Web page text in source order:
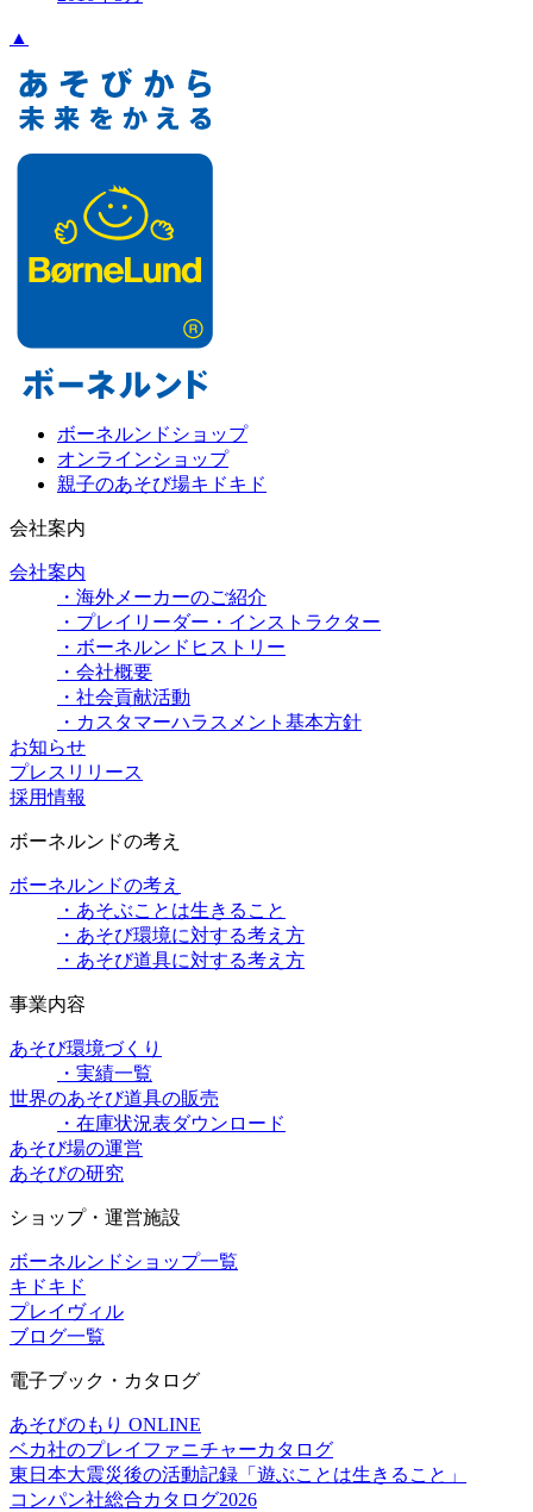
▲
ボーネルンドショップ
オンラインショップ
親子のあそび場キドキド
会社案内
会社案内
・海外メーカーのご紹介
・プレイリーダー・インストラクター
・ボーネルンドヒストリー
・会社概要
・社会貢献活動
・カスタマーハラスメント基本方針
お知らせ
プレスリリース
採用情報
ボーネルンドの考え
ボーネルンドの考え
・あそぶことは生きること
・あそび環境に対する考え方
・あそび道具に対する考え方
事業内容
あそび環境づくり
・実績一覧
世界のあそび道具の販売
・在庫状況表ダウンロード
あそび場の運営
あそびの研究
ショップ・運営施設
ボーネルンドショップ一覧
キドキド
プレイヴィル
ブログ一覧
電子ブック・カタログ
あそびのもり ONLINE
ベカ社のプレイファニチャーカタログ
東日本大震災後の活動記録「遊ぶことは生きること」
コンパン社総合カタログ2026